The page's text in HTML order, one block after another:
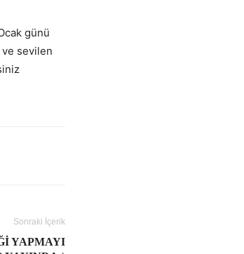
günü
ve sevilen
Sonraki İçerik
YAPMAYI